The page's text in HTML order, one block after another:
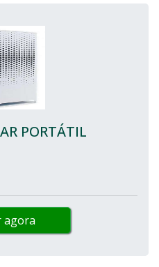
PORTÁTIL
agora